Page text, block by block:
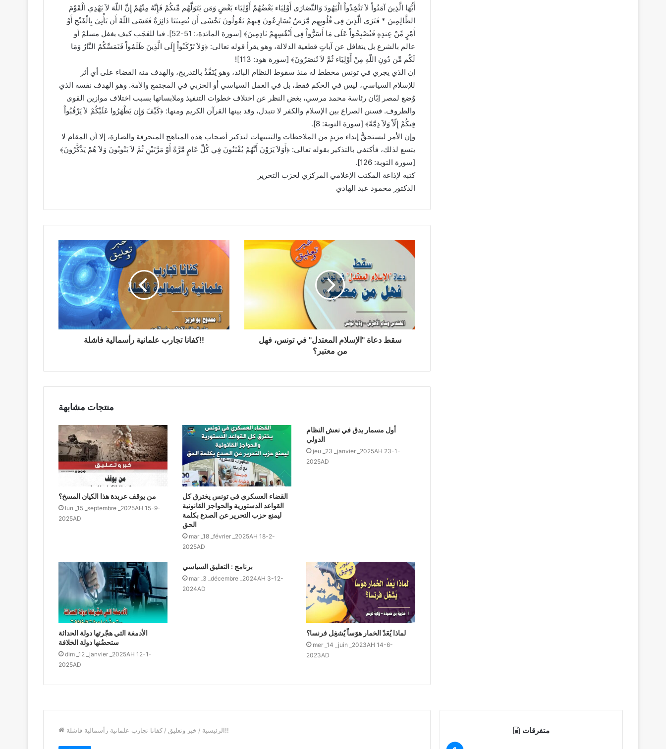
أَيُّهَا الَّذِينَ آمَنُواْ لاَ تَتَّخِذُواْ الْيَهُودَ وَالنَّصَارَى أَوْلِيَاء بَعْضُهُمْ أَوْلِيَاء بَعْضٍ وَمَن يَتَوَلَّهُم مِّنكُمْ فَإِنَّهُ مِنْهُمْ إِنَّ اللّهَ لاَ يَهْدِي الْقَوْمَ
الظَّالِمِينَ * فَتَرَى الَّذِينَ فِي قُلُوبِهِم مَّرَضٌ يُسَارِعُونَ فِيهِمْ يَقُولُونَ نَخْشَى أَن تُصِيبَنَا دَائِرَةٌ فَعَسَى اللّهُ أَن يَأْتِيَ بِالْفَتْحِ أَوْ
أَمْرٍ مِّنْ عِندِهِ فَيُصْبِحُواْ عَلَى مَا أَسَرُّواْ فِي أَنْفُسِهِمْ نَادِمِينَ﴾ [سورة المائدة،: 51-52]. فيا للعَجَب كيف يغفل مسلمٌ أو
عالم بالشرع بل يتغافل عن آياتٍ قطعية الدلالة، وهو يقرأ قوله تعالى: ﴿وَلاَ تَرْكَنُواْ إِلَى الَّذِينَ ظَلَمُواْ فَتَمَسَّكُمُ النَّارُ وَمَا
لَكُم مِّن دُونِ اللّهِ مِنْ أَوْلِيَاء ثُمَّ لاَ تُنصَرُونَ﴾ [سورة هود: 113]!
إن الذي يجري في تونس مخطط له منذ سقوط النظام البائد، وهو يُنَفَّذُ بالتدريج، والهدف منه القضاء على أي أثر
للإسلام السياسي، ليس في الحكم فقط، بل في العمل السياسي أو الحزبي في المجتمع والأمة. وهو الهدف نفسه الذي
وُضع لمصر إبّان رئاسة محمد مرسي، بغض النظر عن اختلاف خطوات التنفيذ وملابساتها بسبب اختلاف موازين القوى
والظروف. فسنن الصراع بين الإسلام والكفر لا تتبدل، وقد بينها القرآن الكريم ومنها: ﴿كَيْفَ وَإِن يَظْهَرُوا عَلَيْكُمْ لاَ يَرْقُبُواْ
فِيكُمْ إِلّاً وَلاَ ذِمَّةً﴾ [سورة التوبة: 8].
وإن الأمر ليستحقُّ إبداء مزيدٍ من الملاحظات والتنبيهات لتذكير أصحاب هذه المناهج المنحرفة والضارة، إلا أن المقام لا
يتسع لذلك، فأكتفي بالتذكير بقوله تعالى: ﴿أَوَلاَ يَرَوْنَ أَنَّهُمْ يُفْتَنُونَ فِي كُلِّ عَامٍ مَّرَّةً أَوْ مَرَّتَيْنِ ثُمَّ لاَ يَتُوبُونَ وَلاَ هُمْ يَذَّكَّرُونَ﴾
[سورة التوبة: 126].
كتبه لإذاعة المكتب الإعلامي المركزي لحزب التحرير
الدكتور محمود عبد الهادي
كفانا تجارب علمانية رأسمالية فاشلة!!
سقط دعاة "الإسلام المعتدل" في تونس، فهل
من معتبر؟
منتجات مشابهة
من يوقف عربدة هذا الكيان المسخ؟
lun _15 _septembre _2025AH 15-9-
2025AD
القضاء العسكري في تونس يخترق كل
القواعد الدستورية والحواجز القانونية
ليمنع حزب التحرير عن الصدع بكلمة
الحق
mar _18 _février _2025AH 18-2-
2025AD
أول مسمار يدق في نعش النظام
الدولي
jeu _23 _janvier _2025AH 23-1-
2025AD
الأدمغة التي هجّرتها دولة الحداثة
ستحضُنها دولة الخلافة
dim _12 _janvier _2025AH 12-1-
2025AD
برنامج : التعليق السياسي
mar _3 _décembre _2024AH 3-12-
2024AD
لماذا يُعَدّ الخمار هوَساً يُشغِل فرنسا؟
mer _14 _juin _2023AH 14-6-
2023AD